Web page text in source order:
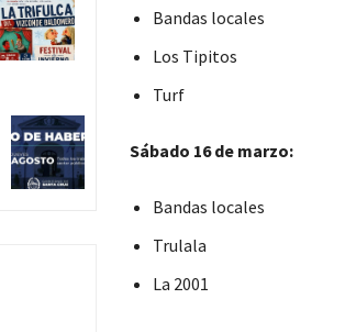
Bandas locales
Los Tipitos
Turf
Sábado 16 de marzo:
Bandas locales
Trulala
La 2001